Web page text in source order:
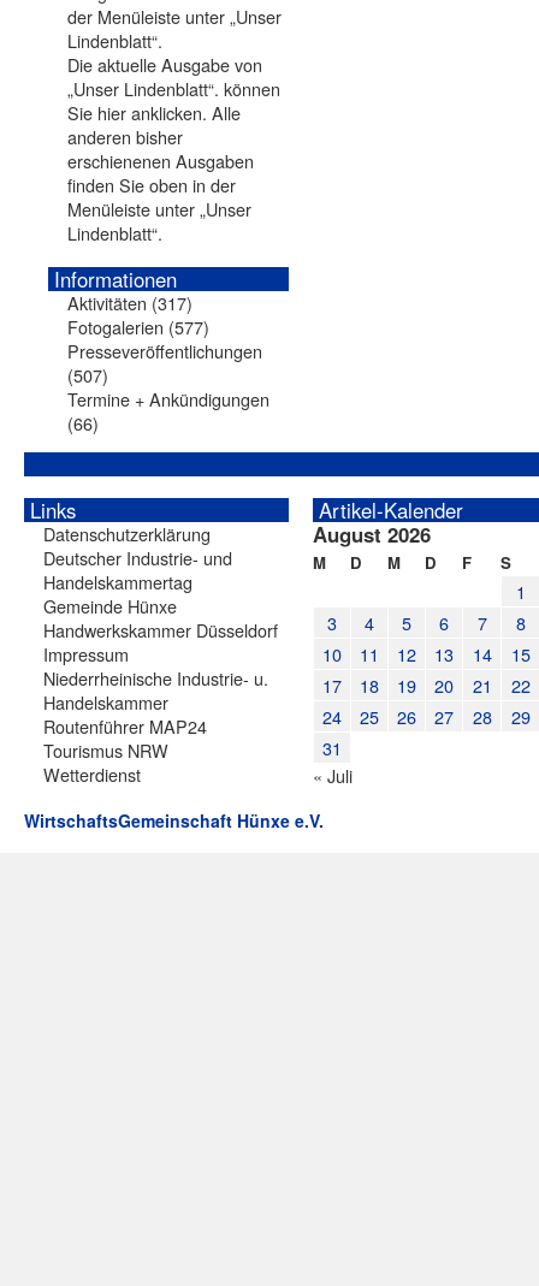
Die aktuelle Ausgabe von
„Unser Lindenblatt“. können
Sie hier anklicken. Alle
anderen bisher
erschienenen Ausgaben
finden Sie oben in der
Menüleiste unter „Unser
Lindenblatt“.
Informationen
Aktivitäten (317)
Fotogalerien (577)
Presseveröffentlichungen
(507)
Termine + Ankündigungen
(66)
Links
Datenschutzerklärung
Deutscher Industrie- und
Handelskammertag
Gemeinde Hünxe
Handwerkskammer Düsseldorf
Impressum
Niederrheinische Industrie- u.
Handelskammer
Routenführer MAP24
Tourismus NRW
Wetterdienst
Artikel-Kalender
August 2026
M D M D F S
1
3
4 5 6 7
8
10
11 12 13 14
15
17
18 19 20 21
22
24
25 26 27 28
29
31
« Juli
WirtschaftsGemeinschaft Hünxe e.V.